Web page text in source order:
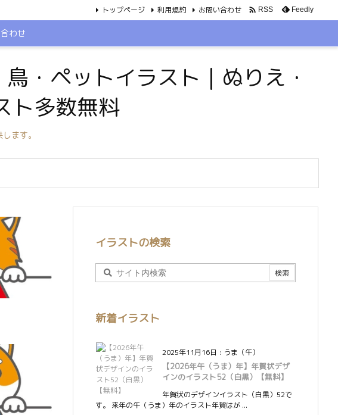
わせ
トップページ 利用規約 お問い合わせ  RSS Feedly
・ペットイラスト｜ぬりえ・
ト多数無料
ます。
イラストの検索
新着イラスト
2025年11月16日 : うま（午）
【2026年午（うま）年】年賀状デザ
インのイラスト52（白黒）【無料】
年賀状のデザインイラスト（白黒）52で
す。 来年の午（うま）年のイラスト年賀はが ...